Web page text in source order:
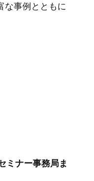
な事例とともに
ミナー事務局ま